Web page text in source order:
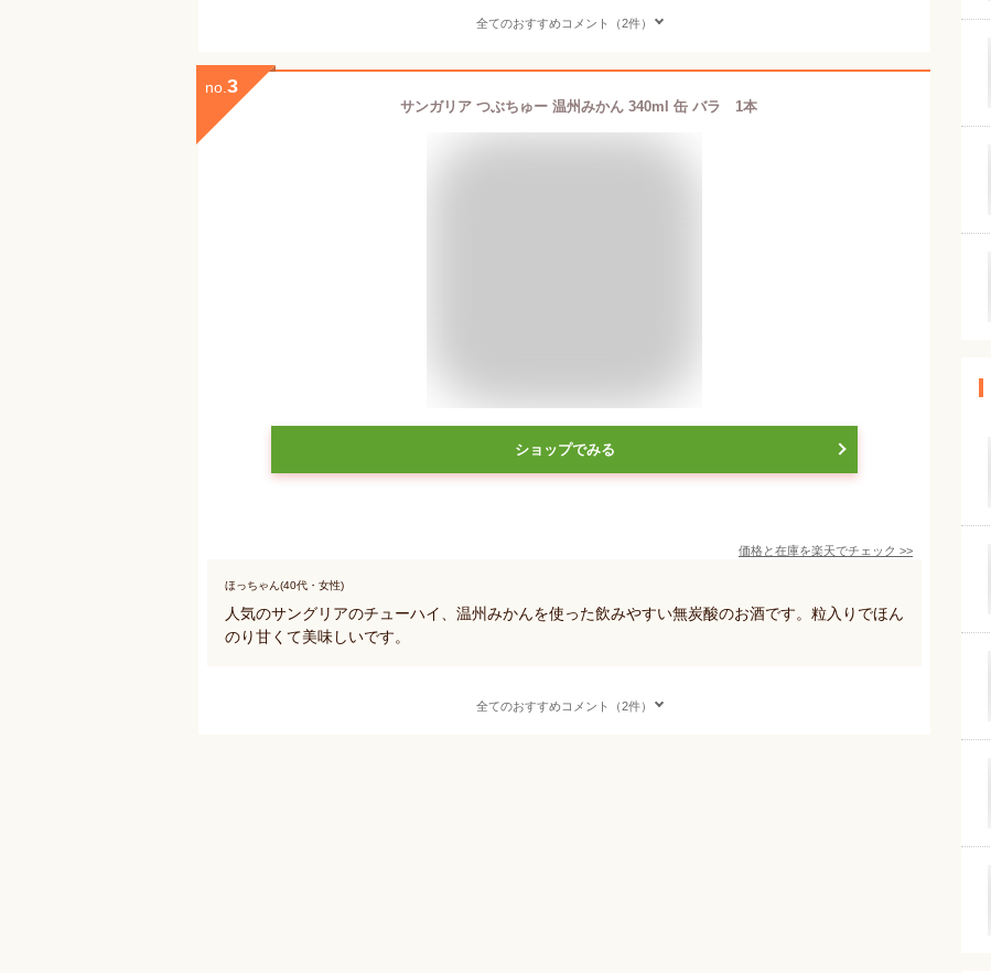
全てのおすすめコメント（2件）
no. 3
サンガリア つぶちゅー 温州みかん 340ml 缶 バラ 1本
ショップでみる
価格と在庫を楽天でチェック >>
ほっちゃん(40代・女性)
人気のサングリアのチューハイ、温州みかんを使った飲みやすい無炭酸のお酒です。粒入りでほん
のり甘くて美味しいです。
全てのおすすめコメント（2件）